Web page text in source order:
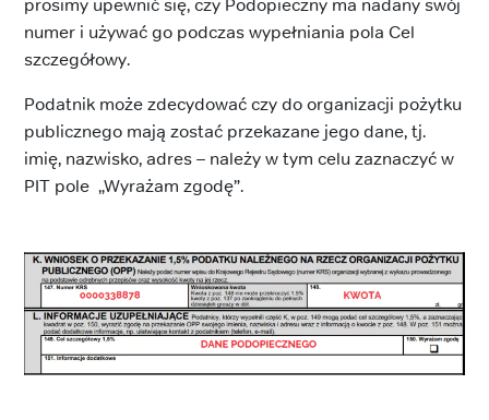
prosimy upewnić się, czy Podopieczny ma nadany swój
numer i używać go podczas wypełniania pola Cel
szczegółowy.
Podatnik może zdecydować czy do organizacji pożytku
publicznego mają zostać przekazane jego dane, tj.
imię, nazwisko, adres – należy w tym celu zaznaczyć w
PIT pole „Wyrażam zgodę”.